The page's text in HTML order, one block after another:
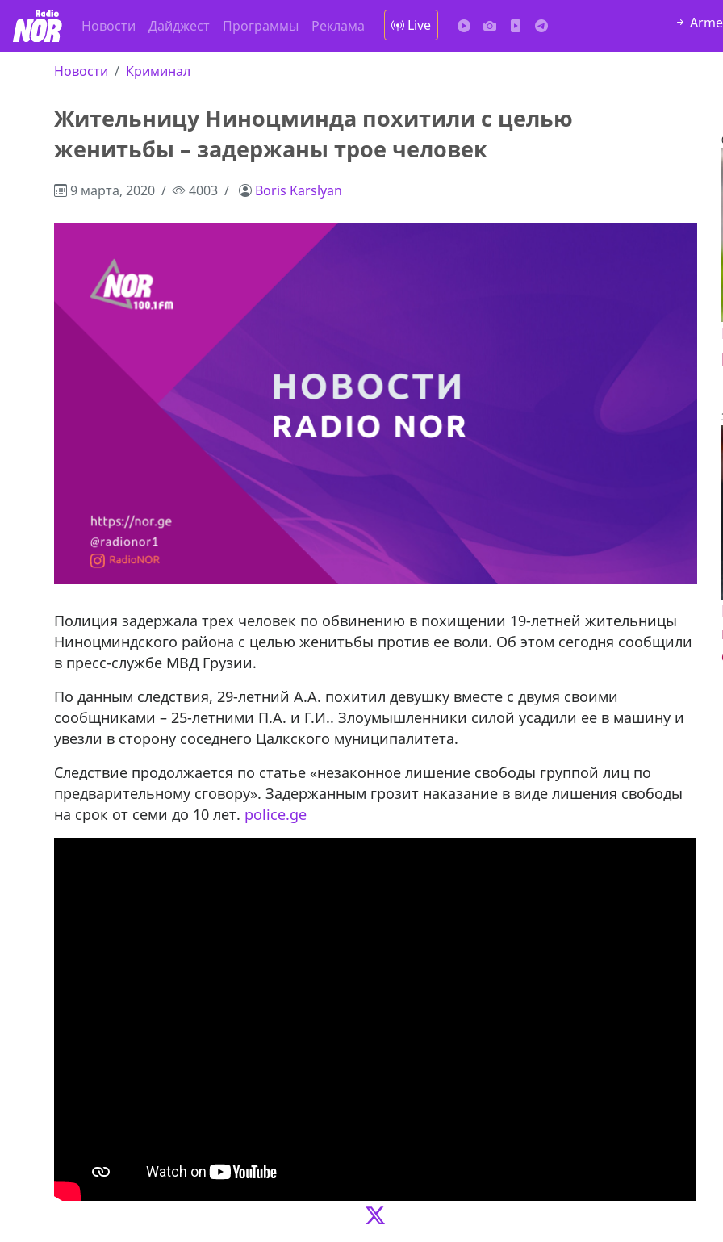
Новости Дайджест Программы Реклама Live
Новости Криминал
Жительницу Ниноцминда похитили с целью
женитьбы – задержаны трое человек
9 марта, 2020 4003 Boris Karslyan
Полиция задержала трех человек по обвинению в похищении 19-летней жительницы
Ниноцминдского района с целью женитьбы против ее воли. Об этом сегодня сообщили
в пресс-службе МВД Грузии.
По данным следствия, 29-летний А.А. похитил девушку вместе с двумя своими
сообщниками – 25-летними П.А. и Г.И.. Злоумышленники силой усадили ее в машину и
увезли в сторону соседнего Цалкского муниципалитета.
Следствие продолжается по статье «незаконное лишение свободы группой лиц по
предварительному сговору». Задержанным грозит наказание в виде лишения свободы
на срок от семи до 10 лет. police.ge
30 57
Продается соль оптом и в розницу в
мешках, 500 22 47 42